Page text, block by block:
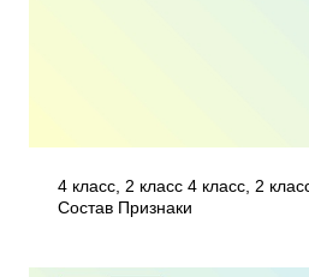
4 класс, 2 класс 4 класс, 2
Состав Признаки